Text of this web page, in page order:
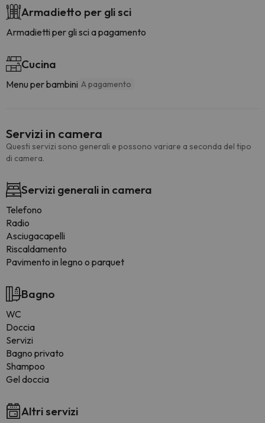
Armadietto per gli sci
Armadietti per gli sci a pagamento
Cucina
Menu per bambini A pagamento
Servizi in camera
Questi servizi sono generali e possono variare a seconda del tipo
di camera.
Servizi generali in camera
Telefono
Radio
Asciugacapelli
Riscaldamento
Pavimento in legno o parquet
Bagno
WC
Doccia
Servizi
Bagno privato
Shampoo
Gel doccia
Altri servizi